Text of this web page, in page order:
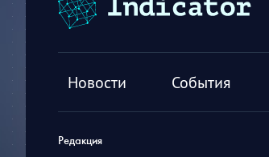
Новости События
Редакция